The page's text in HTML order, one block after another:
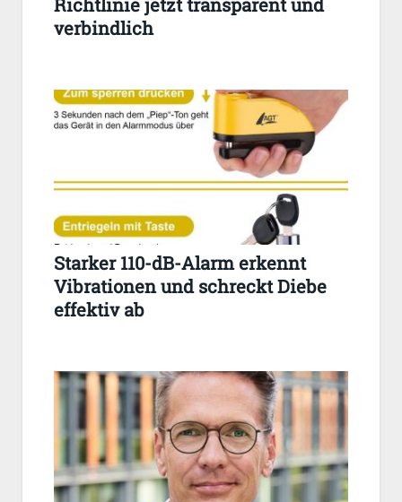
verbindlich
Starker 110-dB-Alarm erkennt
Vibrationen und schreckt Diebe
effektiv ab